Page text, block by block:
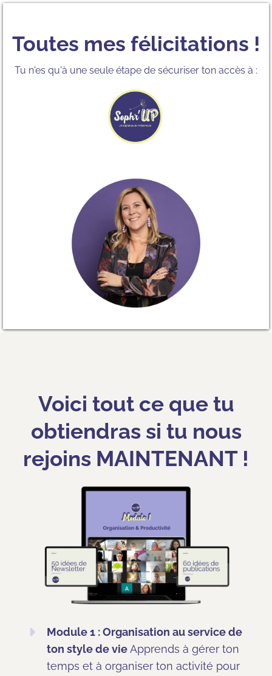
Toutes mes félicitations !
Tu n'es qu'à une seule étape de sécuriser ton accès à :
Voici tout ce que tu
obtiendras si tu nous
rejoins MAINTENANT !
Module 1 : Organisation au service de
ton style de vieApprends à gérer ton
temps et à organiser ton activité pour